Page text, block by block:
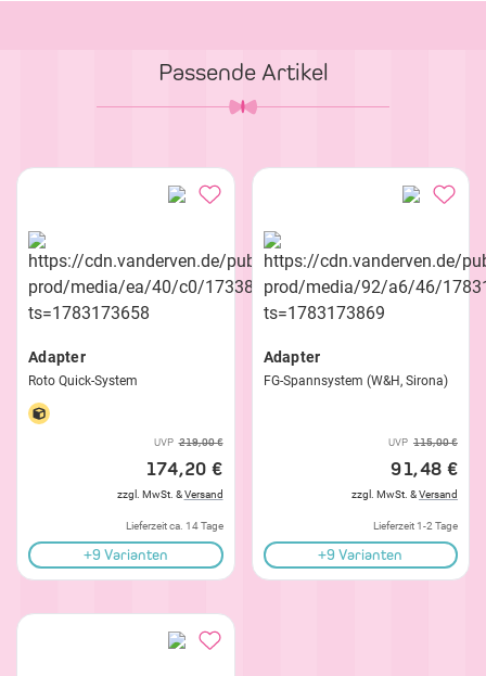
Passende Artikel
Adapter
Roto Quick-System
UVP 219,00 €
174,20 €
zzgl. MwSt. &Versand
Lieferzeit ca. 14 Tage
+9 Varianten
Adapter
FG-Spannsystem (W&H, Sirona)
UVP 115,00 €
91,48 €
zzgl. MwSt. &Versand
Lieferzeit 1-2 Tage
+9 Varianten